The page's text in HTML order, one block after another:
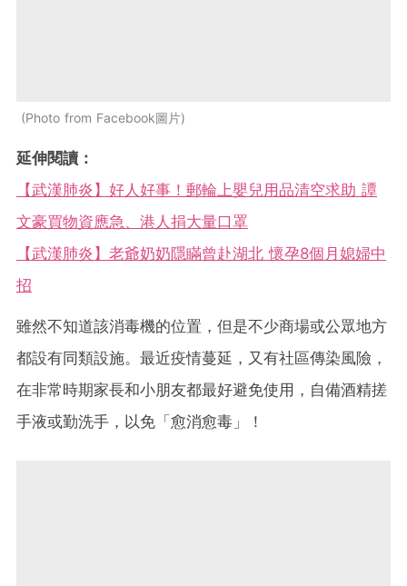
Photo from Facebook圖片
延伸閱讀：
【武漢肺炎】好人好事！郵輪上嬰兒用品清空求助 譚
文豪買物資應急、港人捐大量口罩
【武漢肺炎】老爺奶奶隱瞞曾赴湖北 懷孕8個月媳婦中
招
雖然不知道該消毒機的位置，但是不少商場或公眾地方
都設有同類設施。最近疫情蔓延，又有社區傳染風險，
在非常時期家長和小朋友都最好避免使用，自備酒精搓
手液或勤洗手，以免「愈消愈毒」！